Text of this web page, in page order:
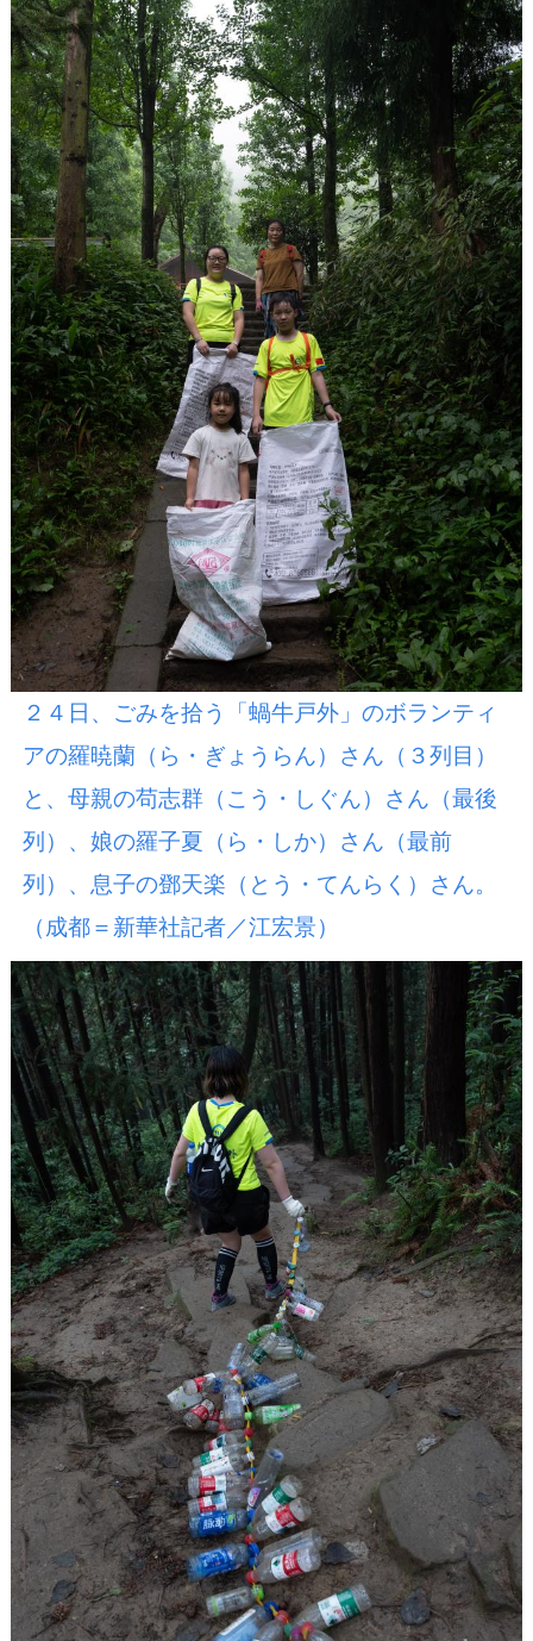
２４日、ごみを拾う「蝸牛戸外」のボランティ
アの羅暁蘭（ら・ぎょうらん）さん（３列目）
と、母親の苟志群（こう・しぐん）さん（最後
列）、娘の羅子夏（ら・しか）さん（最前
列）、息子の鄧天楽（とう・てんらく）さん。
（成都＝新華社記者／江宏景）